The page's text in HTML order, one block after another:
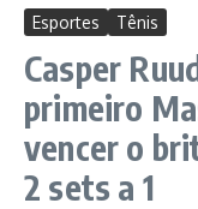
Esportes Tênis
Casper
primeiro
vencer o
2 sets a 1